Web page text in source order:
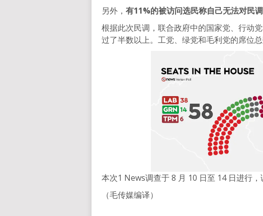
另外， 有11%的被访问选民称自己无法对民
根据此次民调，联合政府中的国家党、行动
过了半数以上。工党、绿党和毛利党的席位总
本次1 News调查于 8 月 10 日至 14 日进行，
（毛传媒编译）